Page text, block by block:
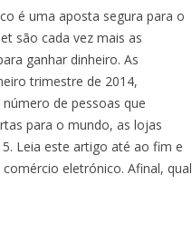
é uma aposta segura para o
são cada vez mais as
ganhar dinheiro. As
trimestre de 2014,
de pessoas que
para o mundo, as lojas
Leia este artigo até ao fim e
eletrónico. Afinal, qual